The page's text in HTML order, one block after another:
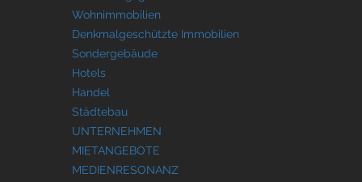
Wohnimmobilien
Denkmalgeschützte Immobilien
Sondergebäude
Hotels
Handel
Städtebau
UNTERNEHMEN
MIETANGEBOTE
MEDIENRESONANZ